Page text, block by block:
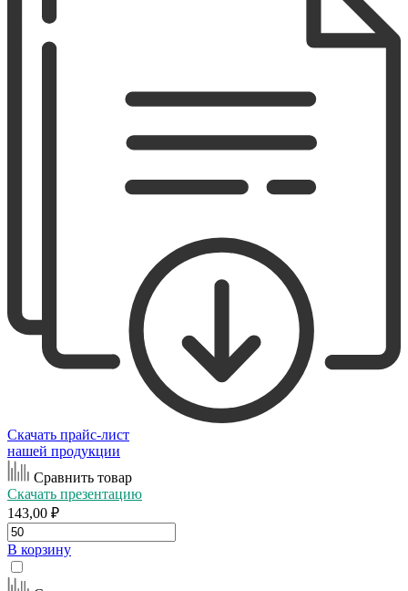
Скачать прайс-лист
нашей продукции
Сравнить товар
Скачать презентацию
143,00 ₽
В корзину